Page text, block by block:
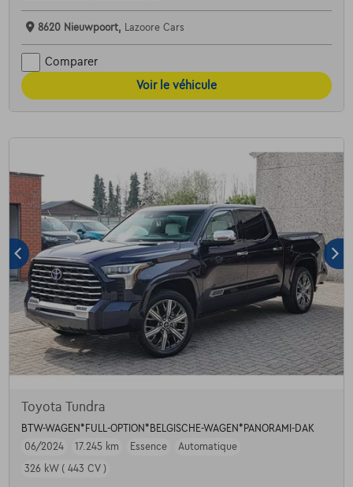
8620 Nieuwpoort, Lazoore Cars
Comparer
Voir le véhicule
Toyota Tundra
BTW-WAGEN*FULL-OPTION*BELGISCHE-WAGEN*PANORAMI-DAK
06/2024
17.245 km Essence
Automatique
326 kW ( 443 CV )